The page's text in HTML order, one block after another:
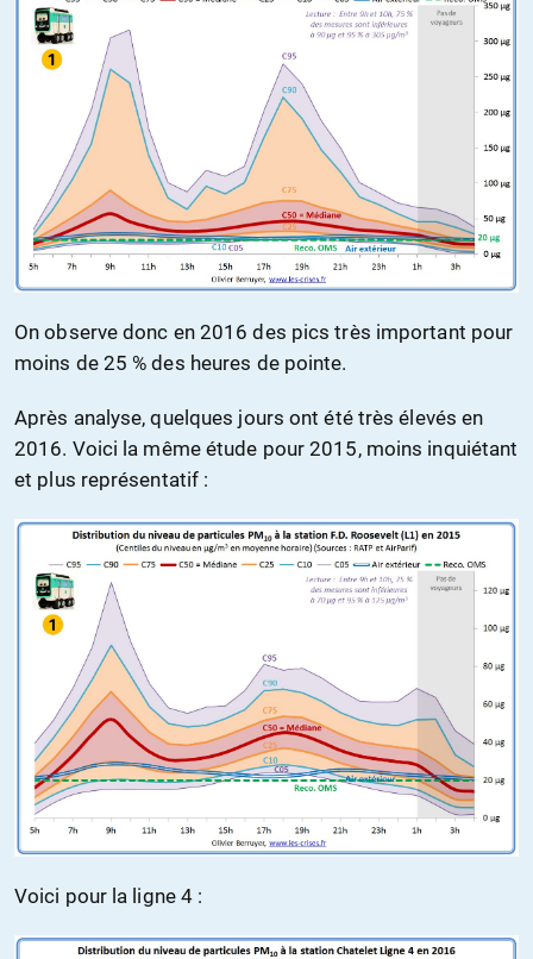
On observe donc en 2016 des pics très important pour
moins de 25 % des heures de pointe.
Après analyse, quelques jours ont été très élevés en
2016. Voici la même étude pour 2015, moins inquiétant
et plus représentatif :
Voici pour la ligne 4 :